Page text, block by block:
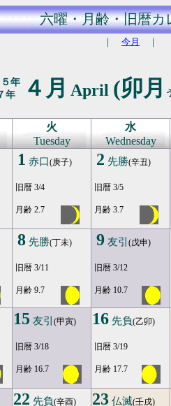
六曜・月齢・旧暦カ
｜ 今月 ｜
年
年
４月 April (卯月
火
Tuesday
水
Wednesday
1 赤口(庚子)
旧暦 3/4
月齢 2.7
2 先勝(辛丑)
旧暦 3/5
月齢 3.7
8 先勝(丁未)
旧暦 3/11
月齢 9.7
9 友引 (戊申)
旧暦 3/12
月齢 10.7
15 友引 (甲寅)
旧暦 3/18
月齢 16.7
16 先負(乙卯)
旧暦 3/19
月齢 17.7
22 先負(辛酉) 23 仏滅(壬戌)